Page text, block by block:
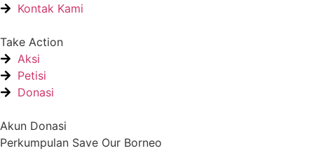
Kontak Kami
Take Action
Aksi
Petisi
Donasi
Akun Donasi
Perkumpulan Save Our Borneo